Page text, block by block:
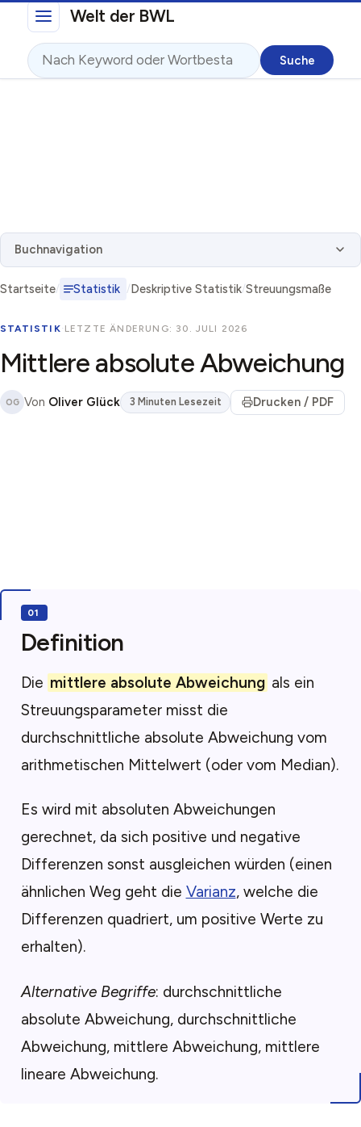
Direkt zum InhaltWelt der BWL
Suche
Buchnavigation
Startseite Statistik Deskriptive Statistik Streuungsmaße
STATISTIK· LETZTE ÄNDERUNG: 30. JULI 2026
Mittlere absolute Abweichung
OG Von Oliver Glück 3 Minuten Lesezeit Drucken / PDF
Definition
Die mittlere absolute Abweichung als ein
Streuungsparameter misst die
durchschnittliche absolute Abweichung vom
arithmetischen Mittelwert (oder vom Median).
Es wird mit absoluten Abweichungen
gerechnet, da sich positive und negative
Differenzen sonst ausgleichen würden (einen
ähnlichen Weg geht die Varianz, welche die
Differenzen quadriert, um positive Werte zu
erhalten).
Alternative Begriffe: durchschnittliche
absolute Abweichung, durchschnittliche
Abweichung, mittlere Abweichung, mittlere
lineare Abweichung.